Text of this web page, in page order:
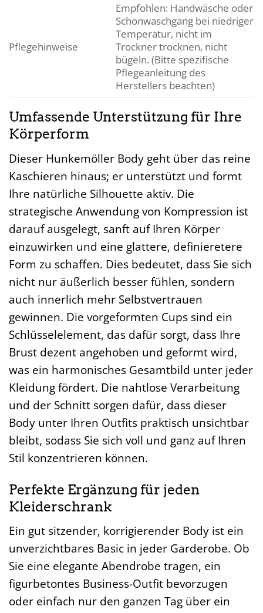
Pflegehinweise
Empfohlen: Handwäsche oder
Schonwaschgang bei niedriger
Temperatur, nicht im
Trockner trocknen, nicht
bügeln. (Bitte spezifische
Pflegeanleitung des
Herstellers beachten)
Umfassende Unterstützung für Ihre
Körperform
Dieser Hunkemöller Body geht über das reine
Kaschieren hinaus; er unterstützt und formt
Ihre natürliche Silhouette aktiv. Die
strategische Anwendung von Kompression ist
darauf ausgelegt, sanft auf Ihren Körper
einzuwirken und eine glattere, definieretere
Form zu schaffen. Dies bedeutet, dass Sie sich
nicht nur äußerlich besser fühlen, sondern
auch innerlich mehr Selbstvertrauen
gewinnen. Die vorgeformten Cups sind ein
Schlüsselelement, das dafür sorgt, dass Ihre
Brust dezent angehoben und geformt wird,
was ein harmonisches Gesamtbild unter jeder
Kleidung fördert. Die nahtlose Verarbeitung
und der Schnitt sorgen dafür, dass dieser
Body unter Ihren Outfits praktisch unsichtbar
bleibt, sodass Sie sich voll und ganz auf Ihren
Stil konzentrieren können.
Perfekte Ergänzung für jeden
Kleiderschrank
Ein gut sitzender, korrigierender Body ist ein
unverzichtbares Basic in jeder Garderobe. Ob
Sie eine elegante Abendrobe tragen, ein
figurbetontes Business-Outfit bevorzugen
oder einfach nur den ganzen Tag über ein